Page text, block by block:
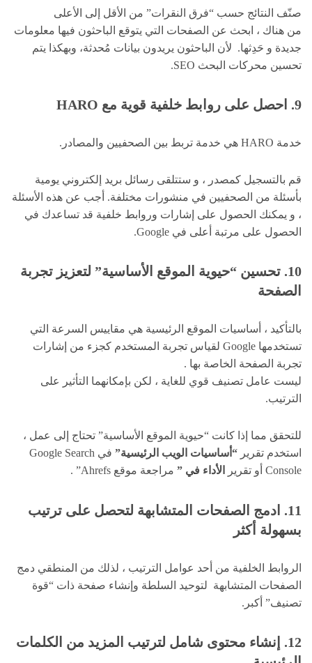
صنّف النتائج حسب “فرق النقرات” من الأقل إلى الأعلى
من هناك ، ابحث عن الصفحات التي يتوقع الباحثون فيها معلومات
جديدة و حَدِثها. لأن الباحثون يريدون بيانات مُحدثة، وبهكذا يتم
تحسين محركات البحث SEO.
9. احصل على روابط خلفية قوية مع HARO
خدمة HARO هي خدمة تربط بين الصحفيين والمصادر.
قم بالتسجيل كمصدر ، و ستتلقى رسائل بريد إلكتروني يومية
بأسئلة من الصحفيين في منشورات مختلفة. أجب عن هذه الأسئلة
، و يمكنك الحصول على إشارات وروابط خلفية قد تساعدك في
الحصول على مرتبة أعلى في Google.
10. تحسين “حيوية الموقع الأساسية” لتعزيز تجربة
الصفحة
بالتأكيد ، أساسيات الموقع الرئيسية هي مقاييس السرعة التي
تستخدمها Google لقياس تجربة المستخدم كجزء من إشارات
تجربة الصفحة الخاصة بها .
ليست عامل تصنيف قوي للغاية ، لكن بإمكانهما التأثير على
الترتيب.
للتحقق مما إذا كانت “حيوية الموقع الأساسية” تحتاج إلى عمل ،
استخدم تقرير “أساسيات الويب الرئيسية”
في Google Search
Console أو تقرير
الأداء في ” مراجعة موقع Ahrefs” .
11. ادمج الصفحات المتشابهة لتحصل على ترتيب
بسهولة أكثر
الروابط الخلفية من أحد عوامل الترتيب ، لذلك من المنطقي دمج
الصفحات المتشابهة لتوحيد السلطة وإنشاء صفحة ذات “قوة
تصنيف” أكبر.
12. إنشاء محتوى شامل لترتيب المزيد من الكلمات